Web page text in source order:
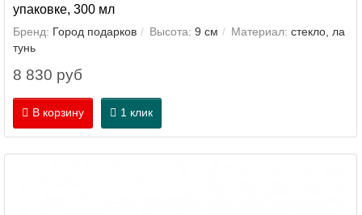
упаковке, 300 мл
Бренд: Город подарков Высота: 9 см Материал: стекло, ла
тунь
8 830 руб
В корзину 1 клик